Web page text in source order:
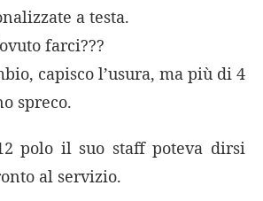
a testa.
farci???
capisco l’usura, ma più di 4
spreco.
polo il suo staff poteva dirsi
al servizio.